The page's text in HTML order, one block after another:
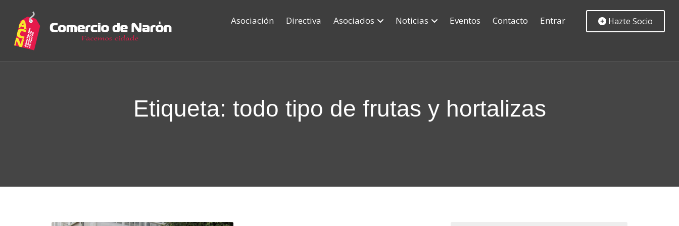
Asociación Directiva Asociados Noticias Eventos Contacto Entrar Hazte Socio
Etiqueta: todo tipo de frutas y hortalizas